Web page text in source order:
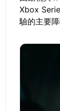
Xbox
驗的主要障